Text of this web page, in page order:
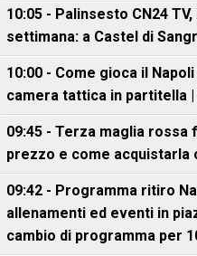
10:05 - Palinsesto CN24
settimana: a Castel di
10:00 - Come gioca il
camera tattica in partitella |
09:45 - Terza maglia rossa
prezzo e come acquistarla
09:42 - Programma ritiro
allenamenti ed eventi in
cambio di programma per